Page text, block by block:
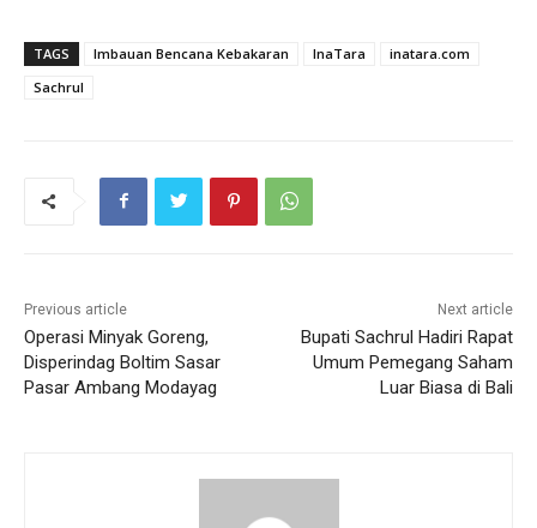
TAGS Imbauan Bencana Kebakaran InaTara
inatara.com
Sachrul
Previous article
Operasi Minyak Goreng,
Disperindag Boltim Sasar
Pasar Ambang Modayag
Next article
Bupati Sachrul Hadiri Rapat
Umum Pemegang Saham
Luar Biasa di Bali